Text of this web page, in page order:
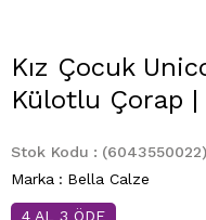
Kız Çocuk
Külotlu Çorap |
Stok Kodu
(6043550022)
Marka : Bella Calze
4 AL 3 ÖDE